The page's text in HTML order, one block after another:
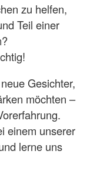
zu helfen,
Teil einer
Gesichter,
möchten –
einem unserer
lerne uns